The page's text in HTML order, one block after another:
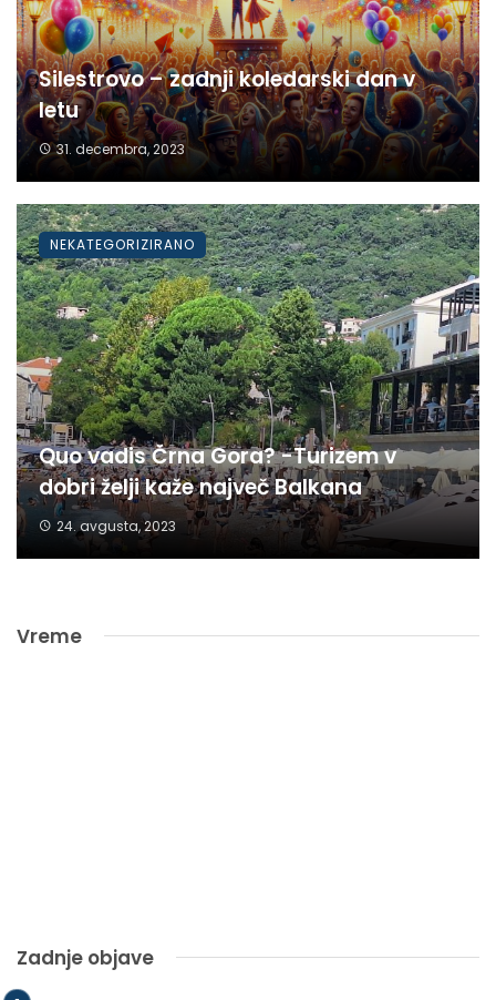
Silestrovo – zadnji koledarski dan v
letu
31. decembra, 2023
Quo vadis Črna Gora? -Turizem v
dobri želji kaže največ Balkana
24. avgusta, 2023
NEKATEGORIZIRANO
Vreme
Zadnje objave